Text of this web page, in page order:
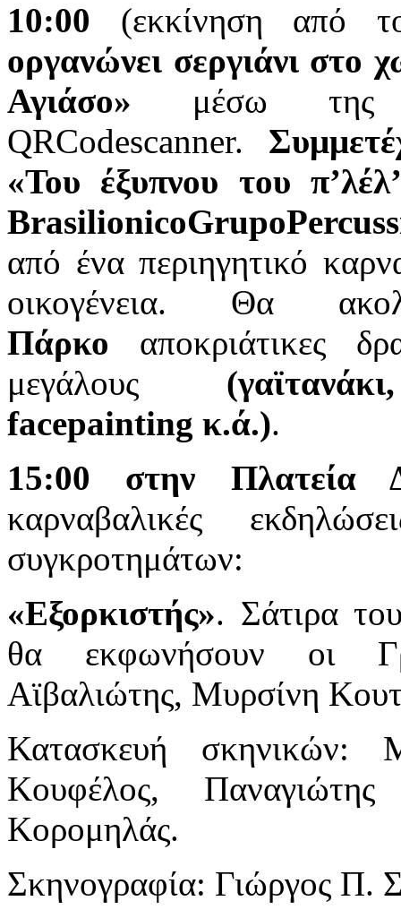
10:00 (εκκίνηση από
οργανώνει σεργιάνι στο
Αγιάσο» μέσω της
QRCodescanner.
«Του έξυπνου του
από ένα περιηγητικό
οικογένεια. Θα
Πάρκο αποκριάτικες
μεγάλους
facepainting κ.ά.).
15:00 στην Πλατεία
καρναβαλικές
συγκροτημάτων:
«Εξορκιστής». Σάτιρα
θα εκφωνήσουν οι
Αϊβαλιώτης, Μυρσίνη
Κατασκευή σκηνικών:
Κουφέλος,
Κορομηλάς.
Σκηνογραφία: Γιώργος Π.